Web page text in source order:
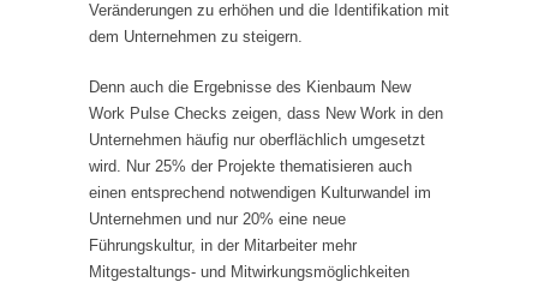
Veränderungen zu erhöhen und die Identifikation mit
dem Unternehmen zu steigern.
Denn auch die Ergebnisse des Kienbaum New
Work Pulse Checks zeigen, dass New Work in den
Unternehmen häufig nur oberflächlich umgesetzt
wird. Nur 25% der Projekte thematisieren auch
einen entsprechend notwendigen Kulturwandel im
Unternehmen und nur 20% eine neue
Führungskultur, in der Mitarbeiter mehr
Mitgestaltungs- und Mitwirkungsmöglichkeiten